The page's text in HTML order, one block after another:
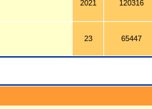
2021 120316
23 65447